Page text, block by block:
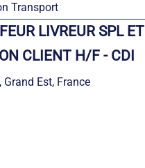
Transport
LIVREUR SPL ET
CLIENT H/F - CDI
Grand Est, France